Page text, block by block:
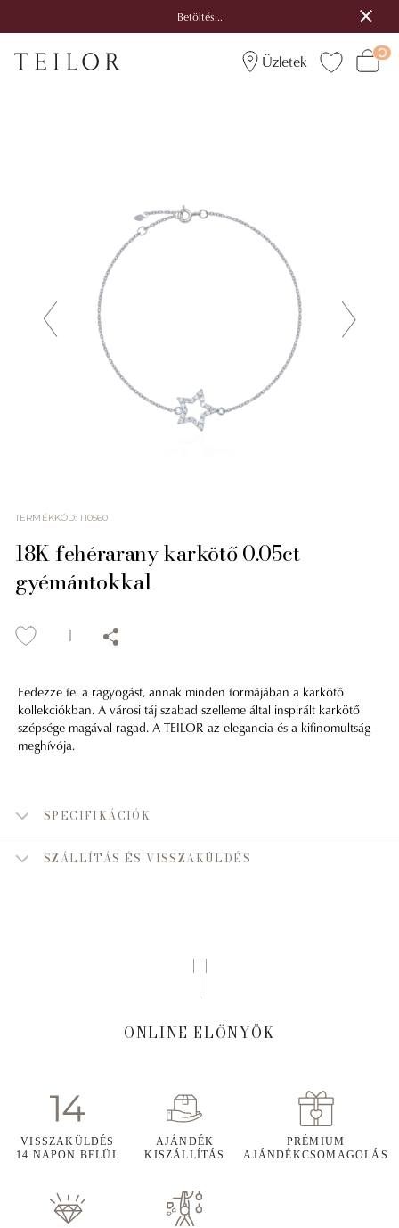
Betöltés...
Üzletek
TERMÉKKÓD:110560
18K fehérarany karkötő 0.05ct
gyémántokkal
Fedezze fel a ragyogást, annak minden formájában a karkötő
kollekciókban. A városi táj szabad szelleme által inspirált karkötő
szépsége magával ragad. A TEILOR az elegancia és a kifinomultság
meghívója.
SPECIFIKÁCIÓK
SZÁLLÍTÁS ÉS VISSZAKÜLDÉS
ONLINE ELŐNYÖK
VISSZAKÜLDÉS
14 NAPON BELÜL
AJÁNDÉK
KISZÁLLÍTÁS
PRÉMIUM
AJÁNDÉKCSOMAGOLÁS